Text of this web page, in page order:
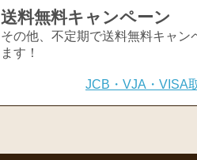
送料無料キャンペーン
その他、不定期で送料無料キャ
ます！
JCB・VJA・VISA